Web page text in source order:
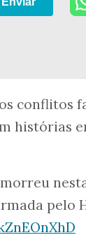
conflitos
histórias
pelo